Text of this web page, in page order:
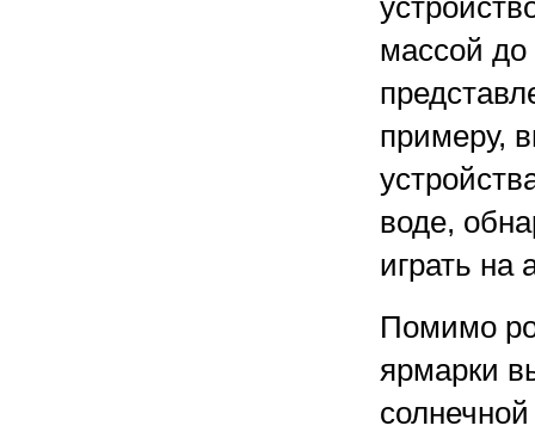
массой до
примеру,
воде,
играть на
Помимо
ярмарки